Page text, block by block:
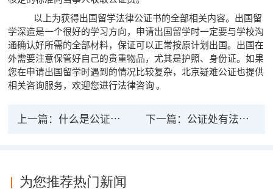
以上为获得出国留学法律公证书的全部相关内容。出国留
学深造是一个很好的学习方向，申请出国留学时一定要与学校沟
通确认好所需的全部材料，保证可以正常按原计划出国。出国在
外需要注意保管好自己的贵重物品，尤其是护照、身份证。如果
您在申请出国留学时遇到的情况比较复杂，北京疑难公证也提供
相关咨询服务，欢迎您进行法律咨询 。
上一篇：什么是公证处的法律生效文书？公证的类型有哪 下一篇： 公证处有法律援助吗？法律援助收费吗？
为您推荐热门新闻